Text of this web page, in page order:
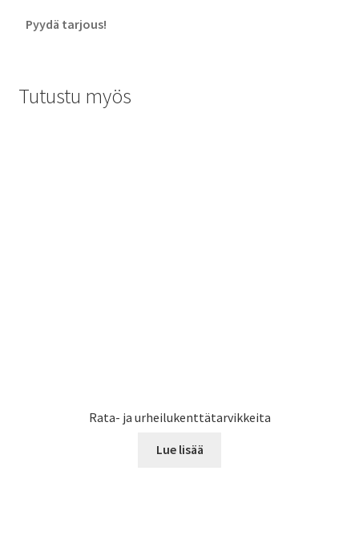
Pyydä tarjous!
Tutustu myös
Rata- ja urheilukenttätarvikkeita
Lue lisää